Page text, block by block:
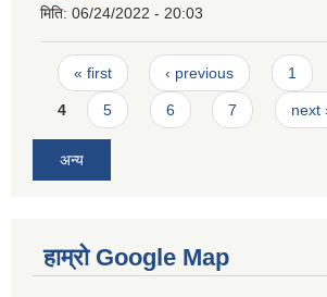
मिति: 06/24/2022 - 20:03
Pages
« first ‹ previous 1
4 5 6 7 next
अन्य
हाम्रो Google Map